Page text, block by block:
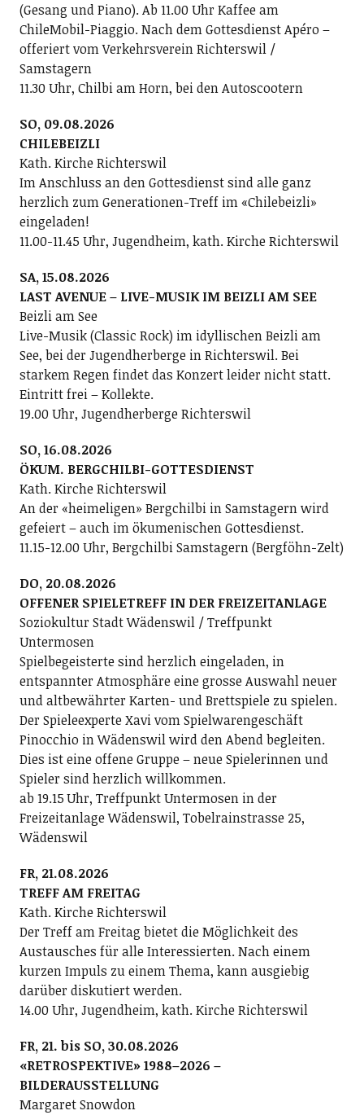
(Gesang und Piano). Ab 11.00 Uhr Kaffee am
ChileMobil-Piaggio. Nach dem Gottesdienst Apéro –
offeriert vom Verkehrsverein Richterswil /
Samstagern
11.30 Uhr, Chilbi am Horn, bei den Autoscootern
SO, 09.08.2026
CHILEBEIZLI
Kath. Kirche Richterswil
Im Anschluss an den Gottesdienst sind alle ganz
herzlich zum Generationen-Treff im «Chilebeizli»
eingeladen!
11.00-11.45 Uhr, Jugendheim, kath. Kirche Richterswil
SA, 15.08.2026
LAST AVENUE – LIVE-MUSIK IM BEIZLI AM SEE
Beizli am See
Live-Musik (Classic Rock) im idyllischen Beizli am
See, bei der Jugendherberge in Richterswil. Bei
starkem Regen findet das Konzert leider nicht statt.
Eintritt frei – Kollekte.
19.00 Uhr, Jugendherberge Richterswil
SO, 16.08.2026
ÖKUM. BERGCHILBI-GOTTESDIENST
Kath. Kirche Richterswil
An der «heimeligen» Bergchilbi in Samstagern wird
gefeiert – auch im ökumenischen Gottesdienst.
11.15-12.00 Uhr, Bergchilbi Samstagern (Bergföhn-Zelt)
DO, 20.08.2026
OFFENER SPIELETREFF IN DER FREIZEITANLAGE
Soziokultur Stadt Wädenswil / Treffpunkt
Untermosen
Spielbegeisterte sind herzlich eingeladen, in
entspannter Atmosphäre eine grosse Auswahl neuer
und altbewährter Karten- und Brettspiele zu spielen.
Der Spieleexperte Xavi vom Spielwarengeschäft
Pinocchio in Wädenswil wird den Abend begleiten.
Dies ist eine offene Gruppe – neue Spielerinnen und
Spieler sind herzlich willkommen.
ab 19.15 Uhr, Treffpunkt Untermosen in der
Freizeitanlage Wädenswil, Tobelrainstrasse 25,
Wädenswil
FR, 21.08.2026
TREFF AM FREITAG
Kath. Kirche Richterswil
Der Treff am Freitag bietet die Möglichkeit des
Austausches für alle Interessierten. Nach einem
kurzen Impuls zu einem Thema, kann ausgiebig
darüber diskutiert werden.
14.00 Uhr, Jugendheim, kath. Kirche Richterswil
FR, 21. bis SO, 30.08.2026
«RETROSPEKTIVE» 1988–2026 –
BILDERAUSSTELLUNG
Margaret Snowdon